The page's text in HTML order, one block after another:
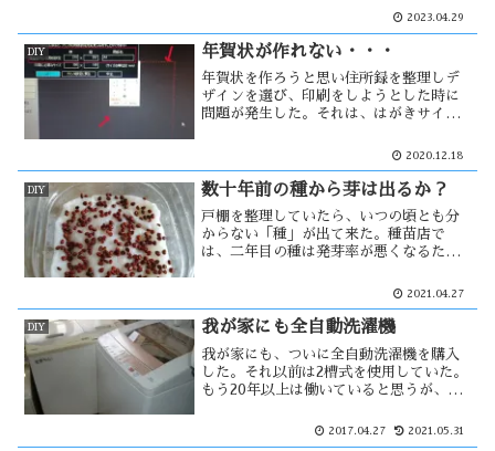
GARMIN DASH CAM 47Z を装着し
ました。気を付けた事は、配線を目立た
なくする事。でも、中々思う様には行か
ない事も・・
2023.04.29
DIY 年賀状が作れない・・・
年賀状を作ろうと思い住所録を整理しデ
ザインを選び、印刷をしようとした時に
問題が発生した。それは、はがきサイズ
定にはがきサイズがない。葛藤の末には
リンターが・・・
2020.12.18
DIY 数十年前の種から芽は出るか？
戸棚を整理していたら、いつの頃とも分
からない「種」が出て来た。種苗店で
は、二年目の種は発芽率が悪くなるため
す。それが本当か、年数の経った種から
に、早く成果のみえるかいわれ大根か
2021.04.27
DIY 我が家にも全自動洗濯機
我が家にも、ついに全自動洗濯機を購入
した。それ以前は2槽式を使用していた。
もう20年以上は働いていると思うが、ま
にした。しかし、給水口と排水口が1ヶ所
2017.04.27 2021.05.31